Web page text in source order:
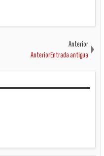
Anterior
AnteriorEntrada antigua